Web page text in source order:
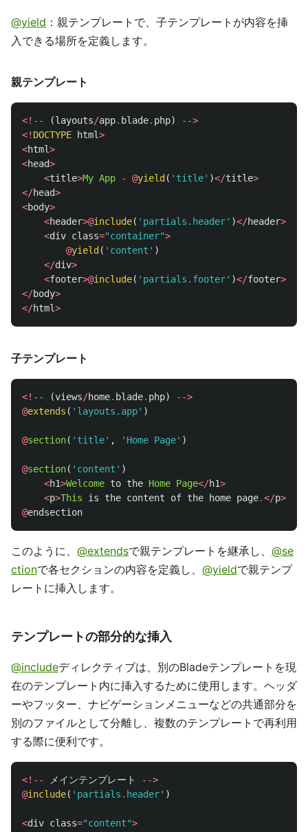
@yield ：親テンプレートで、子テンプレートが内容を挿
入できる場所を定義します。
親テンプレート
<!-- (layouts/app. blade. php)
-->
<! DOCTYPE html>
<html>
<head>
<title>My App - @yield ( 'title' )</title>
</head>
<body>
<header>@include( 'partials.header' )</header>
<div class="container">
@yield ( 'content' )
</div>
<footer>@include( 'partials.footer' )</footer>
</body>
</html>
子テンプレート
<!-- (views/home. blade. php)
-->
@extends ( 'layouts.app' )
@section( 'title' , 'Home Page' )
@section( 'content' )
<h1>Welcome to the Home Page</h1>
<p>This is the content of the home page.</p>
@endsection
このように、 @extendsで親テンプレートを継承し、 @se
ctionで各セクションの内容を定義し、 @yieldで親テンプ
レートに挿入します。
テンプレートの部分的な挿入
@includeディレクティブは、別のBladeテンプレートを現
在のテンプレート内に挿入するために使用します。ヘッダ
ーやフッター、ナビゲーションメニューなどの共通部分を
別のファイルとして分離し、複数のテンプレートで再利用
する際に便利です。
<!-- メインテンプレート
-->
@include( 'partials.header' )
<div class="content">